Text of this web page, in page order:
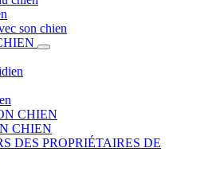
son chien
CHIEN
CHIEN
DES PROPRIÉTAIRES DE